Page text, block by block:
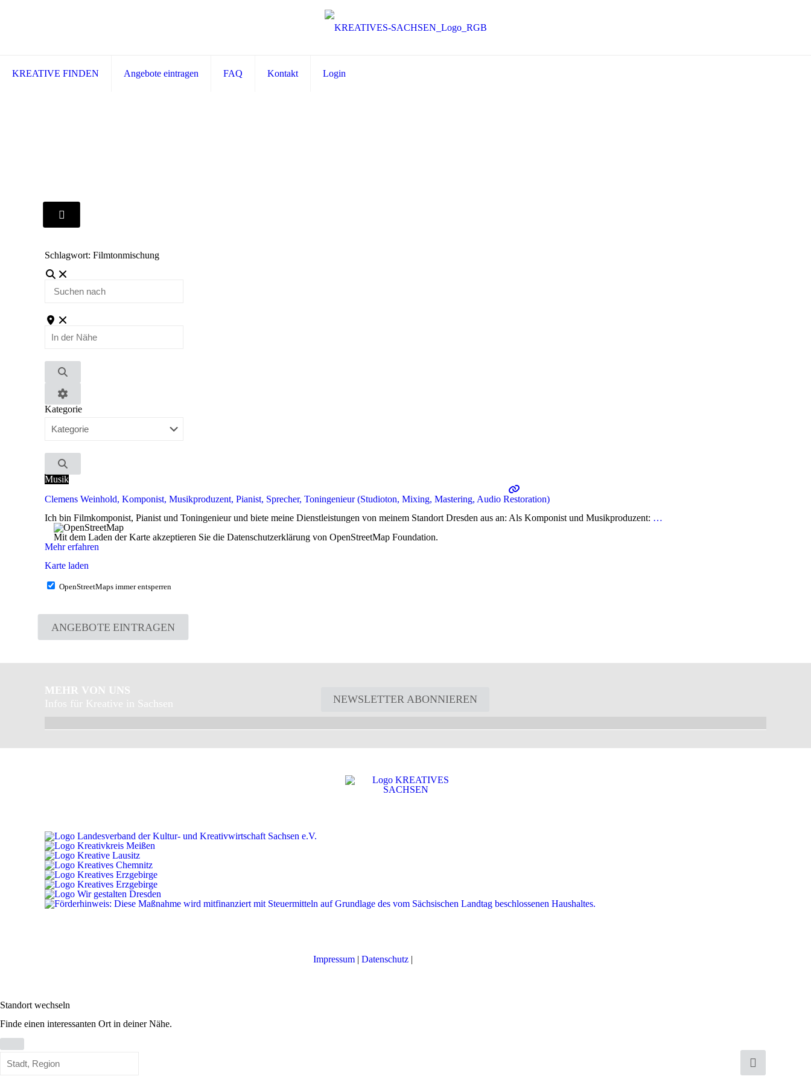
KREATIVE FINDEN Angebote eintragen FAQ Kontakt Login
Schlagwort: Filmtonmischung
Suchen
In
Nähe
Suchen
Advanced
Filters
Kategorie
Suchen
Musik
Clemens Weinhold, Komponist, Musikproduzent, Pianist, Sprecher, Toningenieur (Studioton, Mixing, Mastering, Audio Restoration)
Ich bin Filmkomponist, Pianist und Toningenieur und biete meine Dienstleistungen von meinem Standort Dresden aus an: Als Komponist und Musikproduzent: …
Mit dem Laden der Karte akzeptieren Sie die Datenschutzerklärung von OpenStreetMap Foundation.
Mehr erfahren
Karte laden
OpenStreetMaps immer entsperren
ANGEBOTE EINTRAGEN
MEHR VON UNS
Infos für Kreative in Sachsen
NEWSLETTER ABONNIEREN
Impressum | Datenschutz |
Standort wechseln
Finde einen interessanten Ort in deiner Nähe.
wechseln